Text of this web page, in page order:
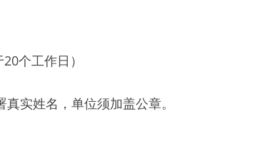
个工作日）
实姓名，单位须加盖公章。